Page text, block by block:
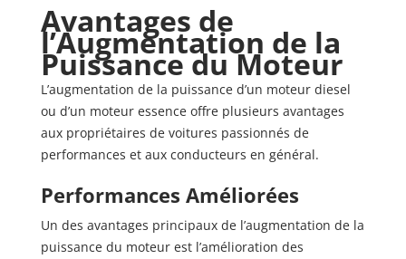
Avantages de
l’Augmentation de la
Puissance du Moteur
L’augmentation de la puissance d’un moteur diesel
ou d’un moteur essence offre plusieurs avantages
aux propriétaires de voitures passionnés de
performances et aux conducteurs en général.
Performances Améliorées
Un des avantages principaux de l’augmentation de la
puissance du moteur est l’amélioration des